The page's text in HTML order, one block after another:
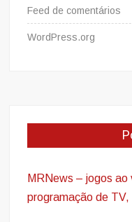
Feed de comentários
WordPress.org
MRNews – jogos ao
programação de